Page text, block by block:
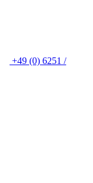
+49 (0) 6251 /